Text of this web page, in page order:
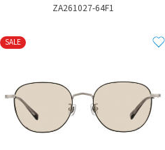
ZA261027-64F1
SALE